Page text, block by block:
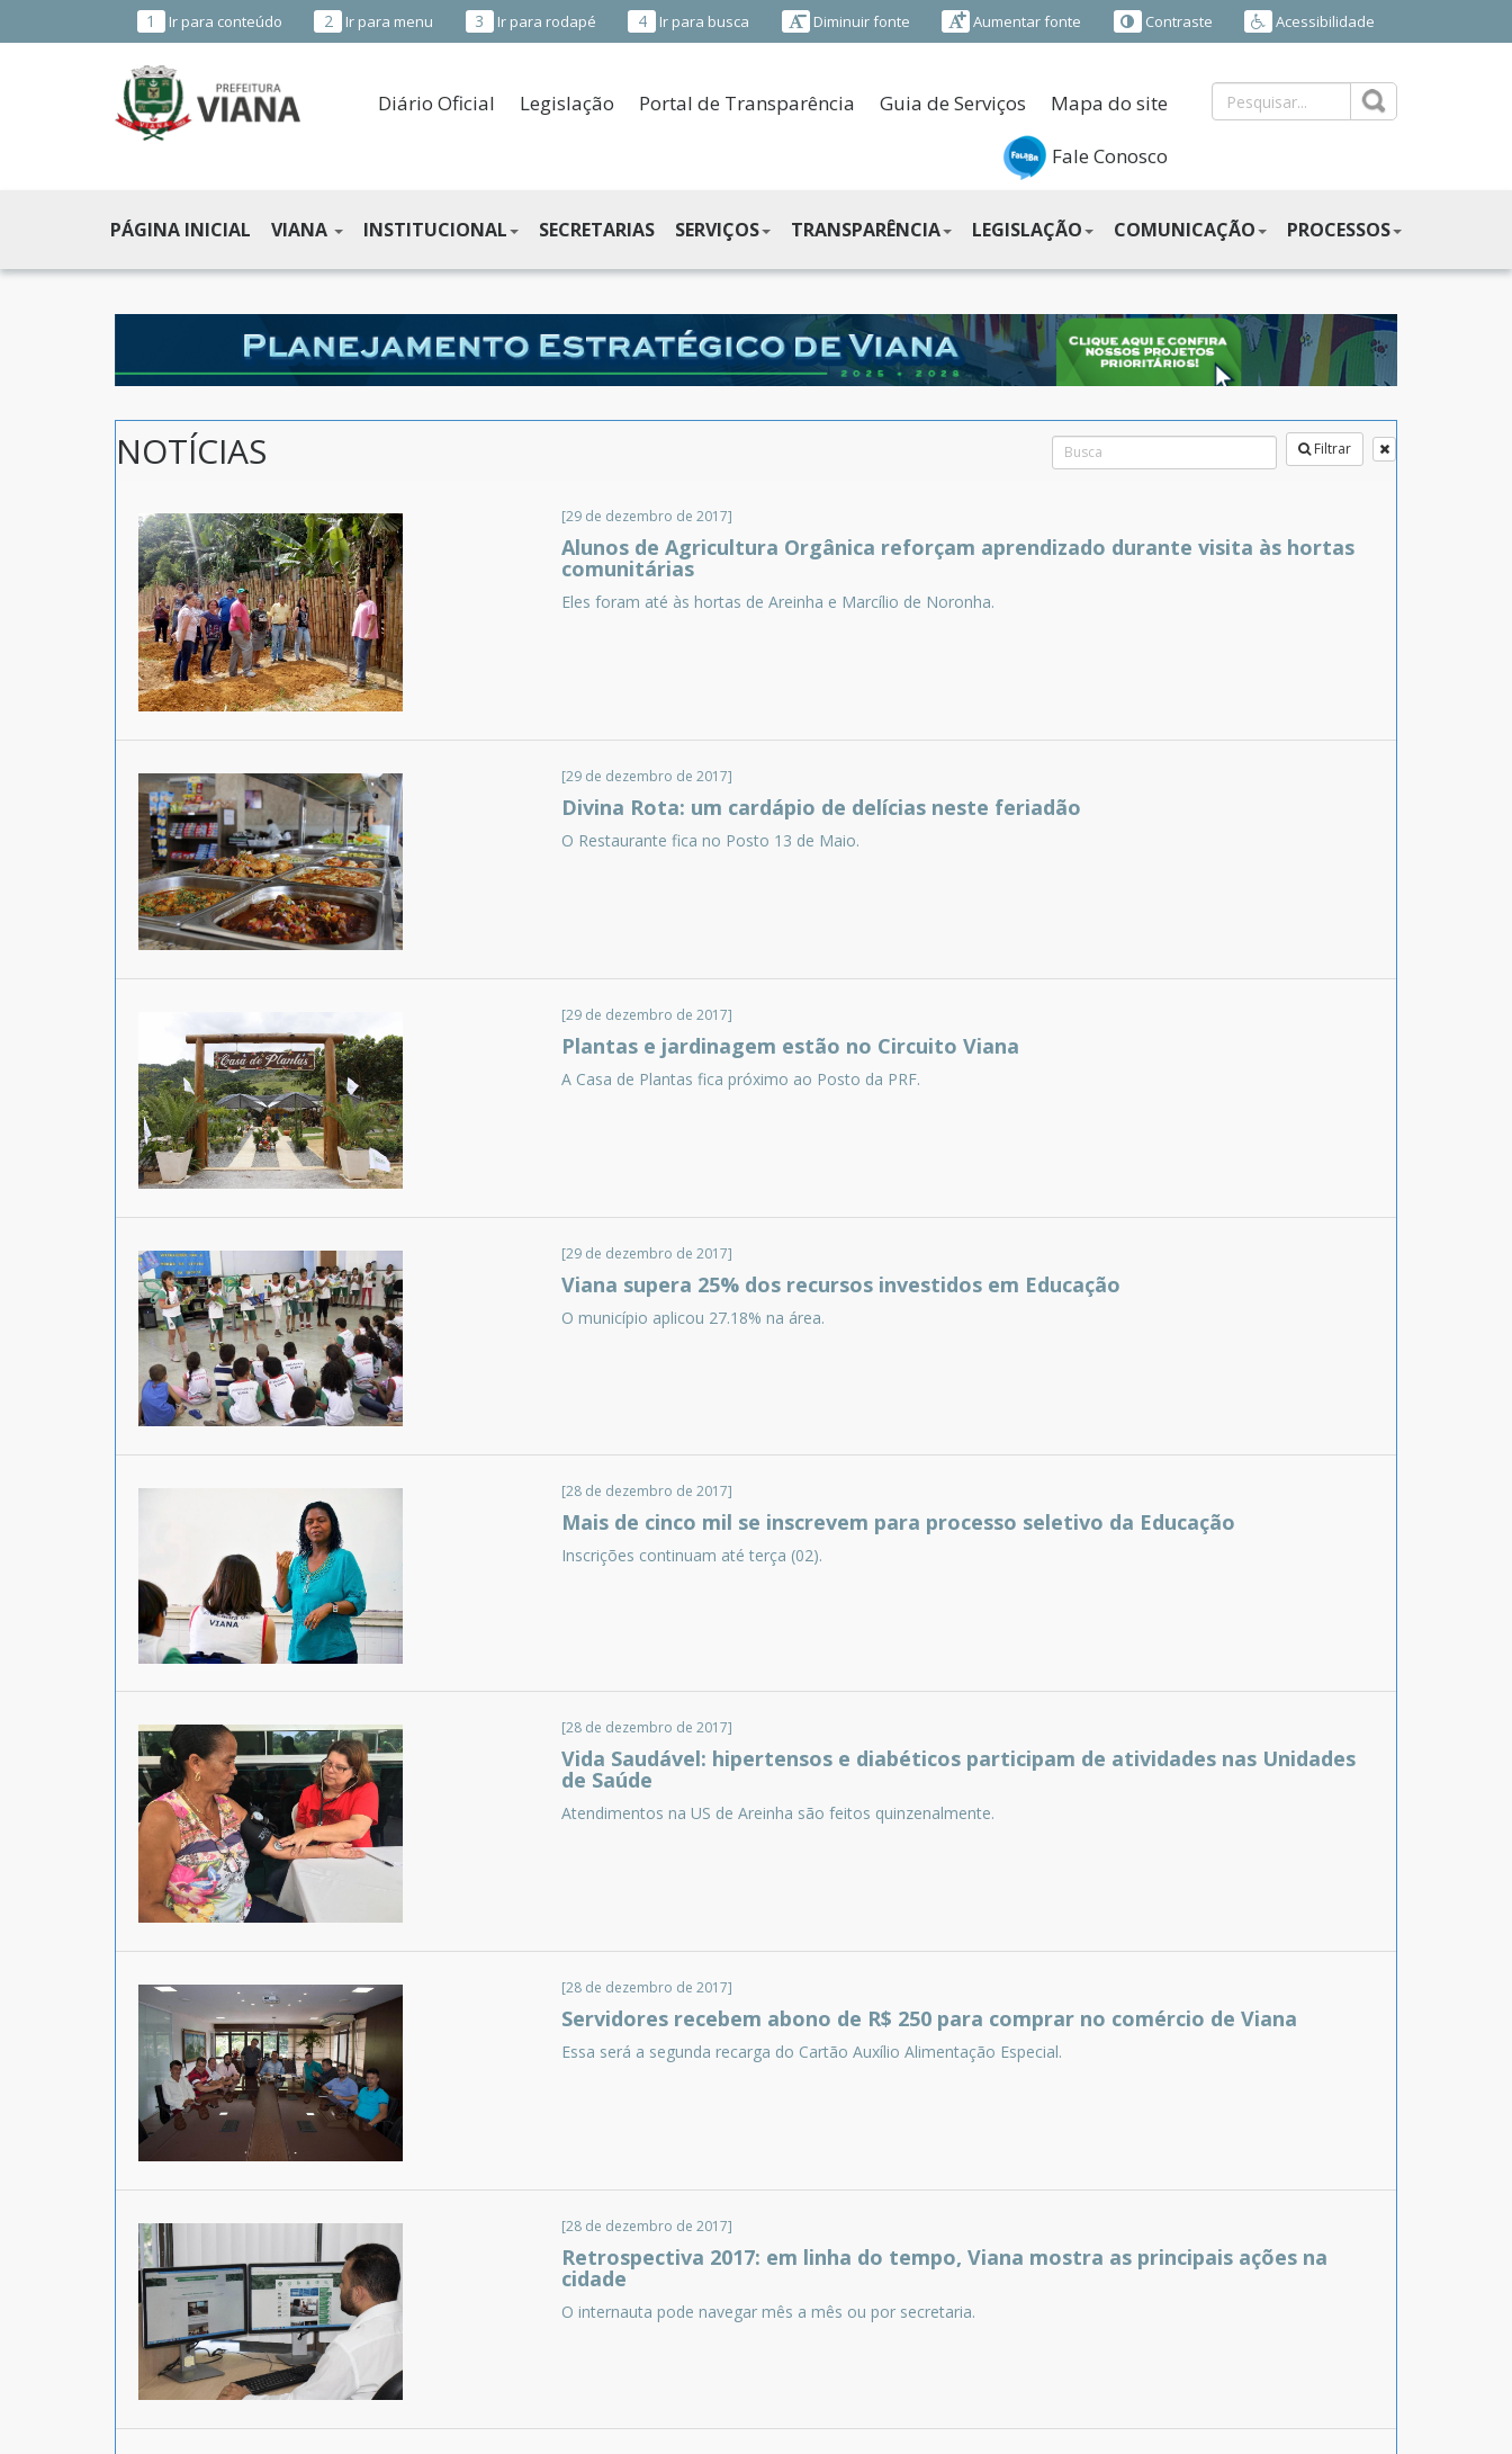
1 Ir para conteúdo 2 Ir para menu 3 Ir para rodapé 4 Ir para busca Diminuir fonte Aumentar fonte Contraste Acessibilidade
MUNICIPAL
DE
VIANA
ES
Diário Oficial Legislação Portal de Transparência Guia de Serviços Mapa do site
Fale Conosco
PÁGINA INICIAL VIANA INSTITUCIONAL SECRETARIAS SERVIÇOS TRANSPARÊNCIA LEGISLAÇÃO COMUNICAÇÃO PROCESSOS
NOTÍCIAS Filtrar
[29 de dezembro de 2017]
Alunos de Agricultura Orgânica reforçam aprendizado durante visita às hortas
comunitárias
Eles foram até às hortas de Areinha e Marcílio de Noronha.
[29 de dezembro de 2017]
Divina Rota: um cardápio de delícias neste feriadão
O Restaurante fica no Posto 13 de Maio.
[29 de dezembro de 2017]
Plantas e jardinagem estão no Circuito Viana
A Casa de Plantas fica próximo ao Posto da PRF.
[29 de dezembro de 2017]
Viana supera 25% dos recursos investidos em Educação
O município aplicou 27.18% na área.
[28 de dezembro de 2017]
Mais de cinco mil se inscrevem para processo seletivo da Educação
Inscrições continuam até terça (02).
[28 de dezembro de 2017]
Vida Saudável: hipertensos e diabéticos participam de atividades nas Unidades
de Saúde
Atendimentos na US de Areinha são feitos quinzenalmente.
[28 de dezembro de 2017]
Servidores recebem abono de R$ 250 para comprar no comércio de Viana
Essa será a segunda recarga do Cartão Auxílio Alimentação Especial.
[28 de dezembro de 2017]
Retrospectiva 2017: em linha do tempo, Viana mostra as principais ações na
cidade
O internauta pode navegar mês a mês ou por secretaria.